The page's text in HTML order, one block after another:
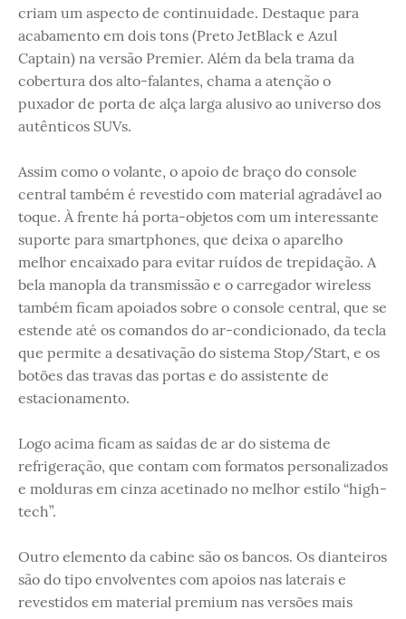
criam um aspecto de continuidade. Destaque para
acabamento em dois tons (Preto JetBlack e Azul
Captain) na versão Premier. Além da bela trama da
cobertura dos alto-falantes, chama a atenção o
puxador de porta de alça larga alusivo ao universo dos
autênticos SUVs.
Assim como o volante, o apoio de braço do console
central também é revestido com material agradável ao
toque. À frente há porta-objetos com um interessante
suporte para smartphones, que deixa o aparelho
melhor encaixado para evitar ruídos de trepidação. A
bela manopla da transmissão e o carregador wireless
também ficam apoiados sobre o console central, que se
estende até os comandos do ar-condicionado, da tecla
que permite a desativação do sistema Stop/Start, e os
botões das travas das portas e do assistente de
estacionamento.
Logo acima ficam as saídas de ar do sistema de
refrigeração, que contam com formatos personalizados
e molduras em cinza acetinado no melhor estilo “high-
tech”.
Outro elemento da cabine são os bancos. Os dianteiros
são do tipo envolventes com apoios nas laterais e
revestidos em material premium nas versões mais